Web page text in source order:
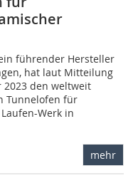
führender Hersteller
hat laut Mitteilung
2023 den weltweit
Tunnelofen für
Werk in
mehr